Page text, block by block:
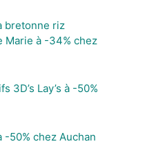
bretonne riz
Marie à -34% chez
3D’s Lay’s à -50%
-50% chez Auchan